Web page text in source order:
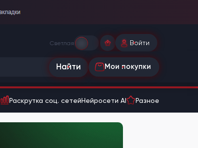
Светлая Войти
Найти Мои покупки
Раскрутка соц. сетейНейросети AI Разное